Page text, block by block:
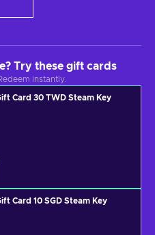
Try these gift cards
instantly.
Card 30 TWD Steam Key
Card 10 SGD Steam Key